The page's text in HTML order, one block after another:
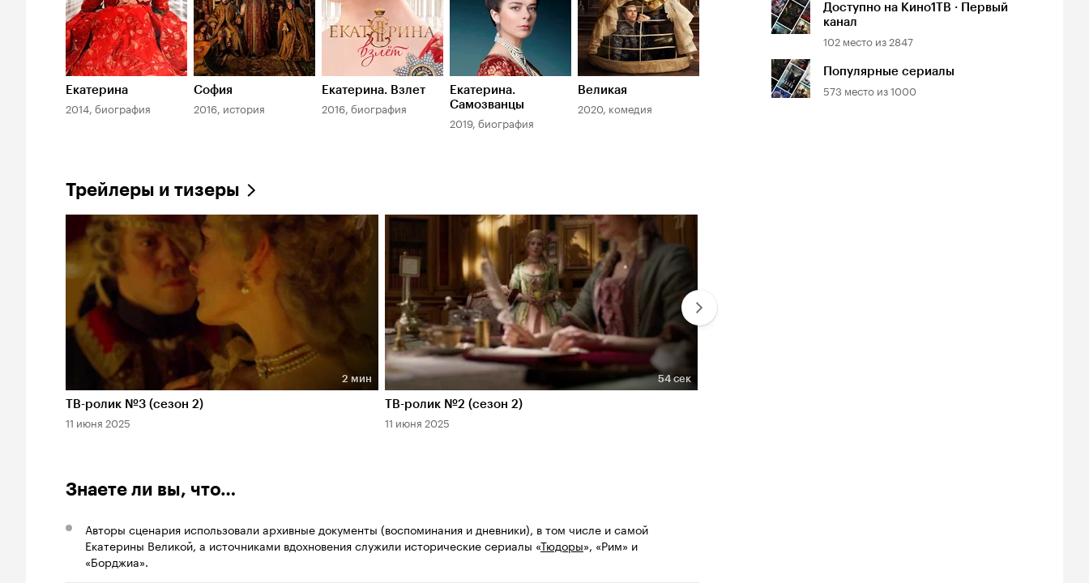
Екатерина
2014, биография
София
2016, история
Екатерина. Взлет
2016, биография
Екатерина.
Самозванцы
2019, биография
Великая
2020, комедия
Трейлеры и тизеры
Длительность 2 мин
2 мин
ТВ-ролик №3 (сезон 2)
11 июня 2025
Длительность 54 сек
54 сек
ТВ-ролик №2 (сезон 2)
11 июня 2025
Знаете ли вы, что…
Авторы сценария использовали архивные документы (воспоминания и дневники), в том числе и самой
Екатерины Великой, а источниками вдохновения служили исторические сериалы «Тюдоры», «Рим» и
«Борджиа».
Доступно на Кино1ТВ · Первый
канал
102 место из2847
Популярные сериалы
573 место из1000